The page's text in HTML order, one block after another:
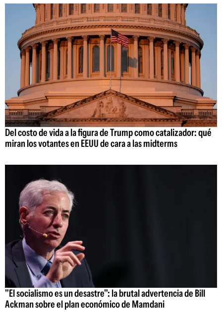
Del costo de vida a la figura de Trump como catalizador: qué
miran los votantes en EEUU de cara a las midterms
"El socialismo es un desastre": la brutal advertencia de Bill
Ackman sobre el plan económico de Mamdani